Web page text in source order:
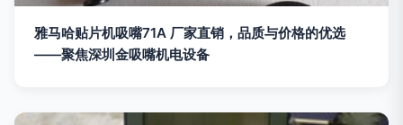
雅马哈贴片机吸嘴71A 厂家直销，品质与价格的优选
——聚焦深圳金吸嘴机电设备